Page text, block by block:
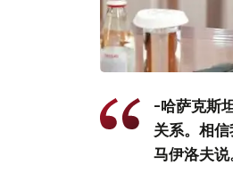
-哈萨克斯
关系。相
马伊洛夫说